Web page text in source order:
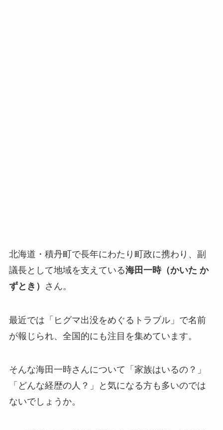
北海道・積丹町で長年にわたり町政に携わり、副
議長として地域を支えている海田一時（かいた か
ずとき）
さん。
最近では「ヒグマ出没をめぐるトラブル」で名前
が報じられ、全国的にも注目を集めています。
そんな海田一時さんについて「家族はいるの？」
「どんな経歴の人？」と気になる方も多いのでは
ないでしょうか。